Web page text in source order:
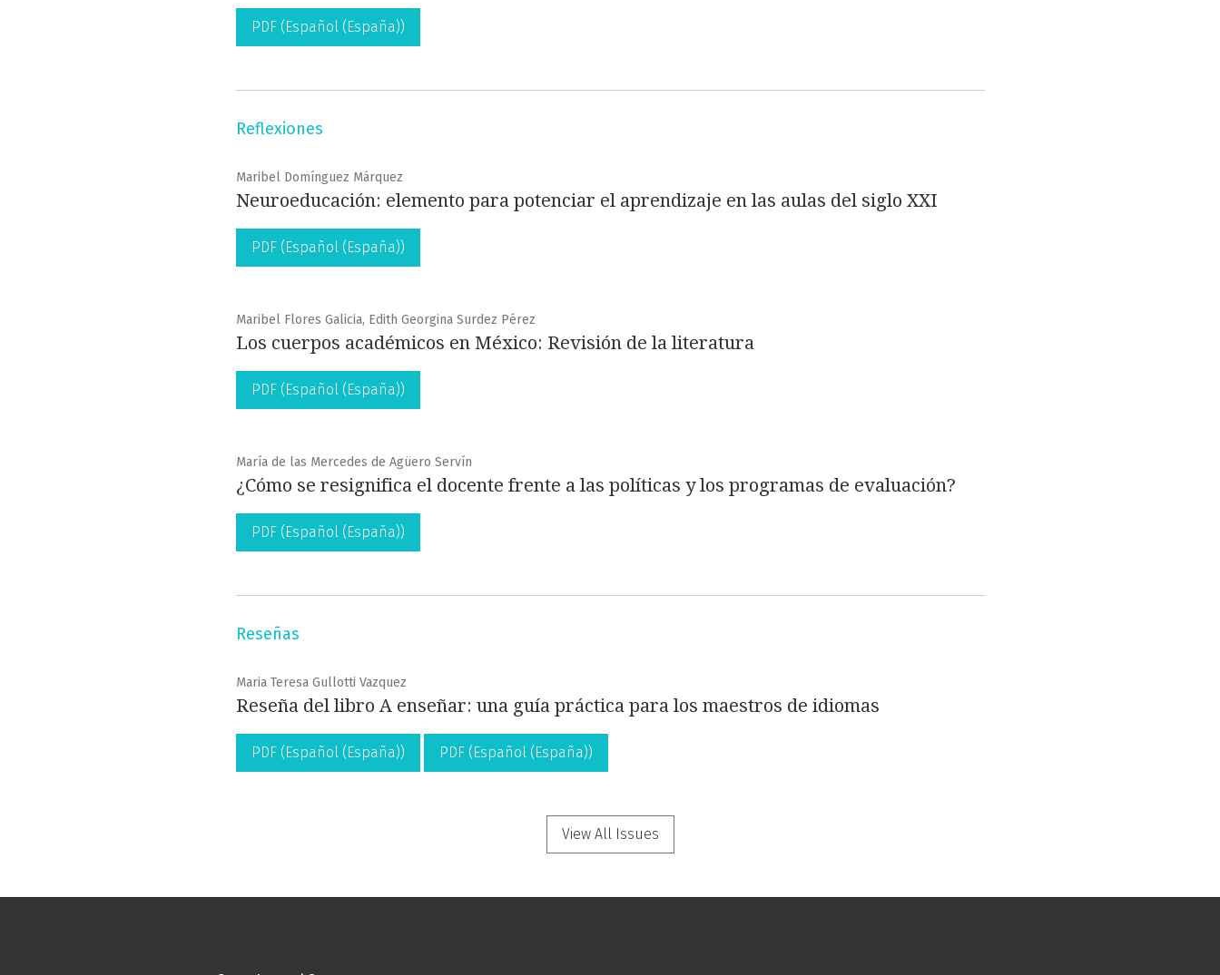
PDF (Español (España))
Reflexiones
Maribel Domínguez Márquez
Neuroeducación: elemento para potenciar el aprendizaje en las aulas del siglo XXI
PDF (Español (España))
Maribel Flores Galicia, Edith Georgina Surdez Pérez
Los cuerpos académicos en México: Revisión de la literatura
PDF (Español (España))
María de las Mercedes de Agüero Servín
¿Cómo se resignifica el docente frente a las políticas y los programas de evaluación?
PDF (Español (España))
Reseñas
Maria Teresa Gullotti Vazquez
Reseña del libro A enseñar: una guía práctica para los maestros de idiomas
PDF (Español (España)) PDF (Español (España))
View All Issues